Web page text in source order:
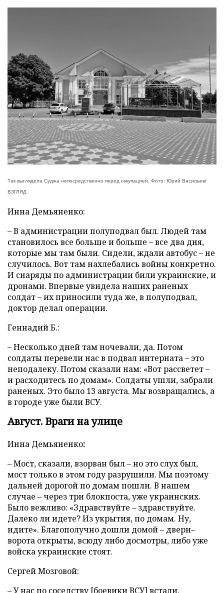
Так выглядела Суджа непосредственно перед оккупацией. Фото: Юрий Васильев/
ВЗГЛЯД
Инна Демьяненко:
– В администрации полуподвал был. Людей там
становилось все больше и больше – все два дня,
которые мы там были. Сидели, ждали автобус – не
случилось. Вот там нахлебались войны конкретно.
И снаряды по администрации били украинские, и
дронами. Впервые увидела наших раненых
солдат – их приносили туда же, в полуподвал,
доктор делал операции.
Геннадий Б.:
– Несколько дней там ночевали, да. Потом
солдаты перевели нас в подвал интерната – это
неподалеку. Потом сказали нам: «Вот рассветет –
и расходитесь по домам». Солдаты ушли, забрали
раненых. Это было 13 августа. Мы возвращались, а
в городе уже были ВСУ.
Август. Враги на улице
Инна Демьяненко:
– Мост, сказали, взорван был – но это слух был,
мост только в этом году разрушили. Мы поэтому
дальней дорогой по домам пошли. В нашем
случае – через три блокпоста, уже украинских.
Было вежливо: «Здравствуйте – здравствуйте.
Далеко ли идете? Из укрытия, по домам. Ну,
идите». Благополучно дошли домой – двери–
ворота открыты, всюду либо досмотры, либо уже
войска украинские стоят.
Сергей Мозговой:
– У нас по соседству [боевики ВСУ] встали.